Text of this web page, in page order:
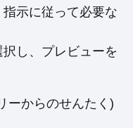
示に従って必要な
し、プレビューを
ーからのせんたく)